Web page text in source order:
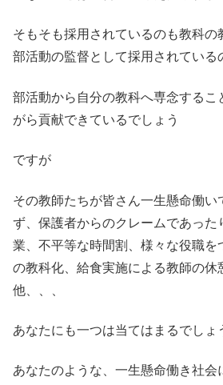
そもそも採用されているのも教科の
部活動の監督として採用されている
部活動から自分の教科へ専念するこ
がら貢献できているでしょう
ですが
その教師たちが皆さん一生懸命働い
ず、保護者からのクレームであった
業、不平等な時間割、様々な役職を
の教科化、給食実施による教師の休
他、、、
あなたにも一つは当てはまるでしょ
あなたのような、一生懸命働き社会